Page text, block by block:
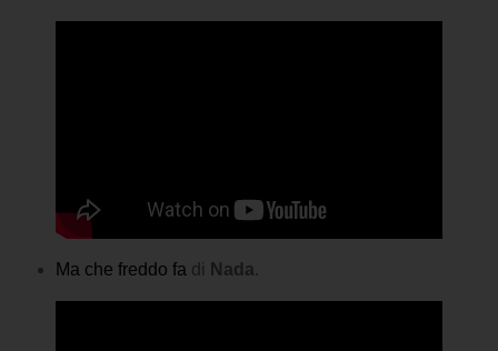
Ma che freddo fa di Nada.